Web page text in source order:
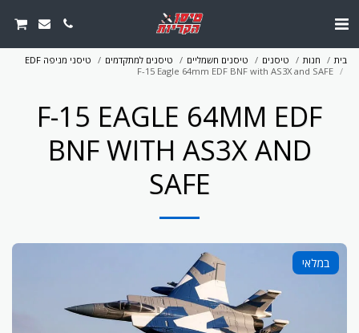
בית חנות טיסנים טיסנים חשמליים טיסנים למתקדמים
טיסני מניפה EDF
F-15 Eagle 64mm EDF BNF with AS3X and SAFE
F-15 EAGLE 64MM EDF
BNF WITH AS3X AND
SAFE
במלאי